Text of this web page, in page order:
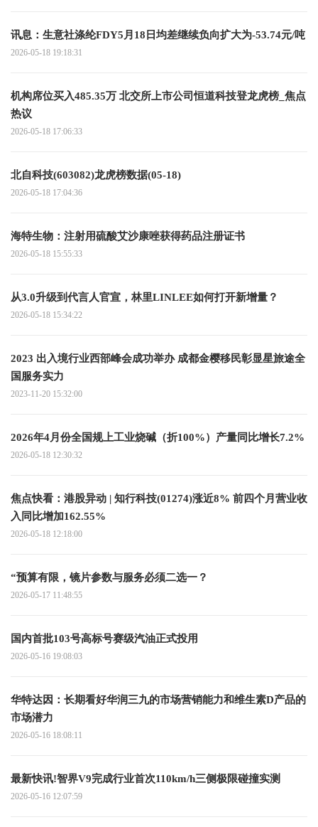
讯息：生意社涤纶FDY5月18日均差继续负向扩大为-53.74元/吨
2026-05-18 19:18:31
机构席位买入485.35万 北交所上市公司恒道科技登龙虎榜_焦点
热议
2026-05-18 17:06:33
北自科技(603082)龙虎榜数据(05-18)
2026-05-18 17:04:36
海特生物：注射用硫酸艾沙康唑获得药品注册证书
2026-05-18 15:55:33
从3.0升级到代言人官宣，林里LINLEE如何打开新增量？
2026-05-18 15:34:22
2023 出入境行业西部峰会成功举办 成都金樱移民彰显星旅途全
国服务实力
2023-11-20 15:32:00
2026年4月份全国规上工业烧碱（折100%）产量同比增长7.2%
2026-05-18 12:30:32
焦点快看：港股异动 | 知行科技(01274)涨近8% 前四个月营业收
入同比增加162.55%
2026-05-18 12:18:00
“预算有限，镜片参数与服务必须二选一？
2026-05-17 11:48:55
国内首批103号高标号赛级汽油正式投用
2026-05-16 19:08:03
华特达因：长期看好华润三九的市场营销能力和维生素D产品的
市场潜力
2026-05-16 18:08:11
最新快讯!智界V9完成行业首次110km/h三侧极限碰撞实测
2026-05-16 12:07:59